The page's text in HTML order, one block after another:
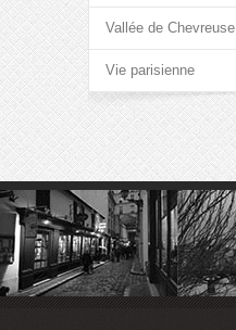
Vallée de Chevreuse
Vie parisienne